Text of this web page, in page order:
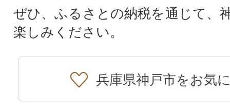
ぜひ、ふるさとの納税を通じて、
楽しみください。
兵庫県神戸市をお気